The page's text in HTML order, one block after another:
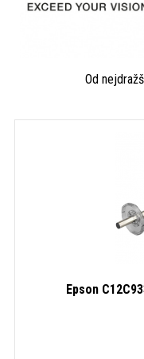
Od
Epson